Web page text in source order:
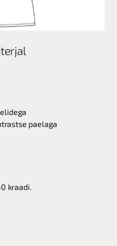
paelaga
kraadi.